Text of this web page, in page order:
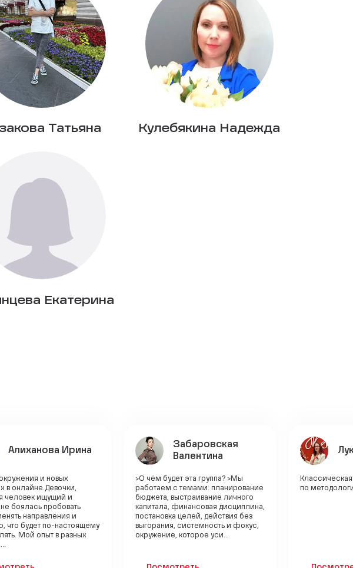
Татьяна Кулебякина Надежда
Екатерина
Алиханова Ирина
и новых
в онлайне.Девочки,
человек ищущий и
не боялась пробовать
направления и
что будет по-настоящему
Мой опыт в разных
Забаровская
Валентина
>О чём будет эта группа? >Мы
работаем с темами: планирование
бюджета, выстраивание личного
капитала, финансовая дисциплина,
постановка целей, действия без
выгорания, системность и фокус,
окружение, которое уси...
по